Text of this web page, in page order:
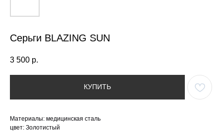
Серьги BLAZING SUN
3 500 р.
КУПИТЬ
Материалы: медицинская сталь
цвет: Золотистый